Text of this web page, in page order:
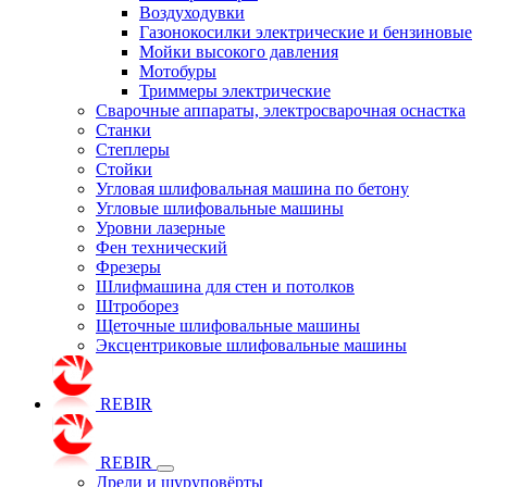
Воздуходувки
Газонокосилки электрические и бензиновые
Мойки высокого давления
Мотобуры
Триммеры электрические
Сварочные аппараты, электросварочная оснастка
Станки
Степлеры
Стойки
Угловая шлифовальная машина по бетону
Угловые шлифовальные машины
Уровни лазерные
Фен технический
Фрезеры
Шлифмашина для стен и потолков
Штроборез
Щеточные шлифовальные машины
Эксцентриковые шлифовальные машины
REBIR
REBIR
Дрели и шуруповёрты